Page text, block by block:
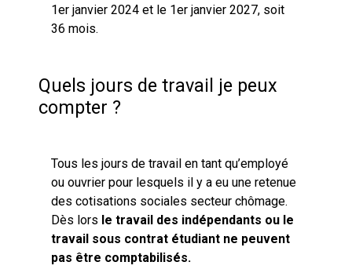
1er janvier 2024 et le 1er janvier 2027, soit
36 mois.
Quels jours de travail je peux
compter ?
Tous les jours de travail en tant qu’employé
ou ouvrier pour lesquels il y a eu une retenue
des cotisations sociales secteur chômage.
Dès lors le travail des indépendants ou le
travail sous contrat étudiant ne peuvent
pas être comptabilisés.